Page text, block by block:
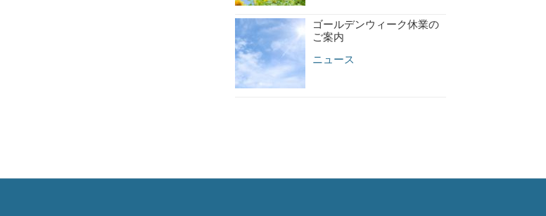
ゴールデンウィーク休業の
ご案内
ニュース